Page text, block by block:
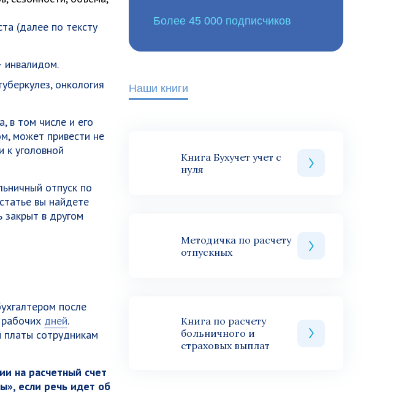
(далее по тексту
инвалидом.
онкология
в том числе и его
может привести не
уголовной
отпуск по
вы найдете
в другом
после
дней.
платы сотрудникам
на расчетный счет
если речь идет об
Более 45 000 подписчиков
Наши книги
Книга Бухучет учет с
нуля
Методичка по расчету
отпускных
Книга по расчету
больничного и
страховых выплат